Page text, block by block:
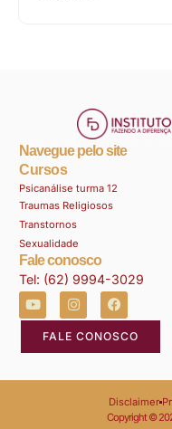
Navegue pelo site
Cursos
Psicanálise turma 12
Traumas Religiosos
Transtornos
Sexualidade
Fale conosco
Tel: (62) 9994-3029
FALE CONOSCO
Disclaimer
Copyright ©